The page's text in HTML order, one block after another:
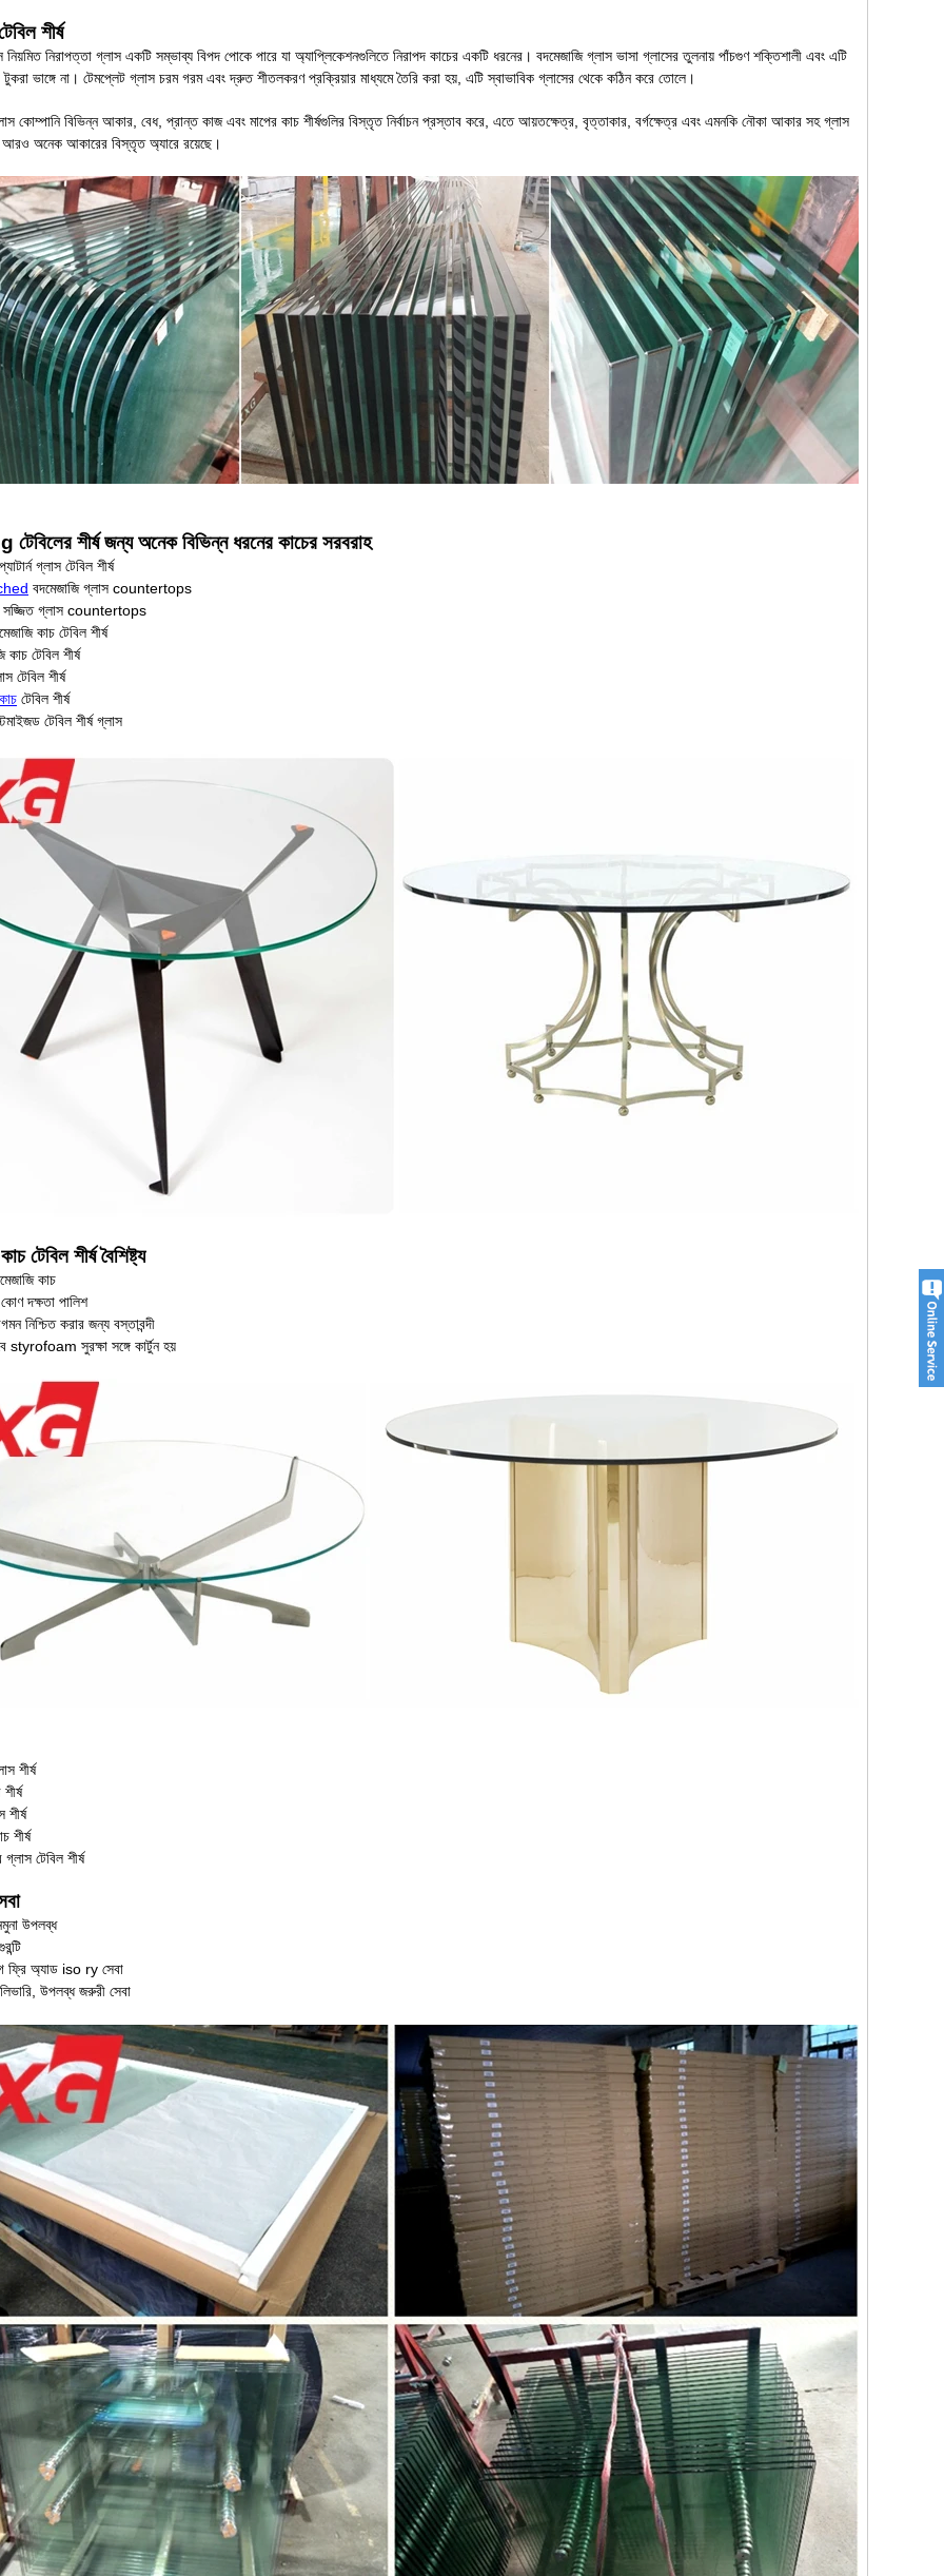
শীর্ষ
নিয়মিত নিরাপত্তা গ্লাস একটি সম্ভাব্য বিপদ পোকে পারে যা অ্যাপ্লিকেশনগুলিতে নিরাপদ কাচের একটি ধরনের। বদমেজাজি গ্লাস ভাসা গ্লাসের তুলনায় পাঁচগুণ শক্তিশালী এবং এটি
টুকরা ভাঙ্গে না। টেমপ্লেট গ্লাস চরম গরম এবং দ্রুত শীতলকরণ প্রক্রিয়ার মাধ্যমে তৈরি করা হয়, এটি স্বাভাবিক গ্লাসের থেকে কঠিন করে তোলে।
কোম্পানি বিভিন্ন আকার, বেধ, প্রান্ত কাজ এবং মাপের কাচ শীর্ষগুলির বিস্তৃত নির্বাচন প্রস্তাব করে, এতে আয়তক্ষেত্র, বৃত্তাকার, বর্গক্ষেত্র এবং এমনকি নৌকা আকার সহ গ্লাস
আরও অনেক আকারের বিস্তৃত অ্যারে রয়েছে।
শীর্ষ জন্য অনেক বিভিন্ন ধরনের কাচের সরবরাহ
গ্লাস টেবিল শীর্ষ
বদমেজাজি গ্লাস countertops
সজ্জিত গ্লাস countertops
কাচ টেবিল শীর্ষ
কাচ টেবিল শীর্ষ
টেবিল শীর্ষ
টেবিল শীর্ষ
টেবিল শীর্ষ গ্লাস
টেবিল শীর্ষ বৈশিষ্ট্য
কাচ
দক্ষতা পালিশ
নিশ্চিত করার জন্য বস্তাবন্দী
styrofoam সুরক্ষা সঙ্গে কার্টুন হয়
শীর্ষ
শীর্ষ
শীর্ষ
টেবিল শীর্ষ
উপলব্ধ
ফ্রি অ্যাড iso ry সেবা
উপলব্ধ জরুরী সেবা